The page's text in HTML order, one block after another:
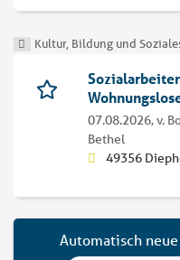
Kultur, Bildung und
07.08.2026,v.
Bethel
49356
Automatisch